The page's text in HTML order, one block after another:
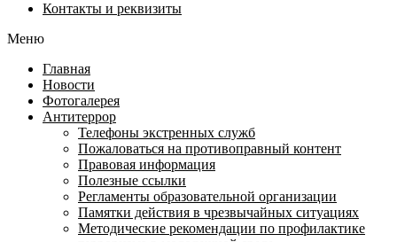
Контакты и реквизиты
Меню
Главная
Новости
Фотогалерея
Антитеррор
Телефоны экстренных служб
Пожаловаться на противоправный контент
Правовая информация
Полезные ссылки
Регламенты образовательной организации
Памятки действия в чрезвычайных ситуациях
Методические рекомендации по профилактике